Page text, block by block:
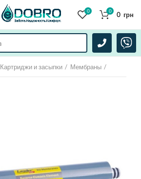
0 0 0 грн
Картриджи и засыпки Мембраны